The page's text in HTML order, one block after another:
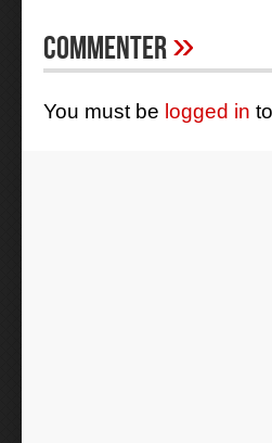
Commenter»
You must be logged in